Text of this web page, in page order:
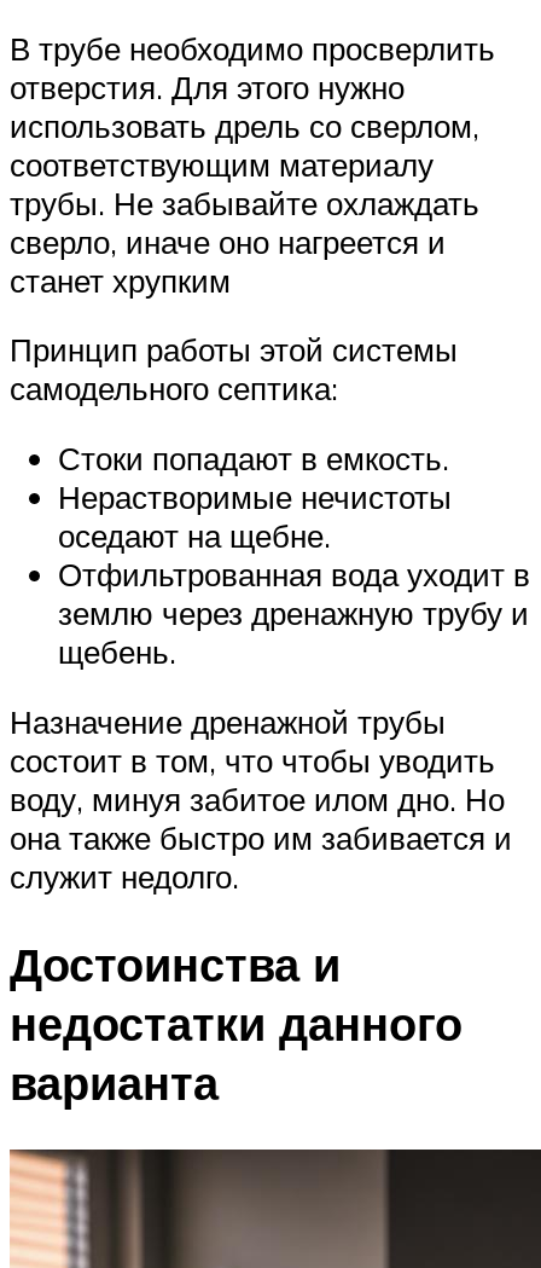
В трубе необходимо просверлить
отверстия. Для этого нужно
использовать дрель со сверлом,
соответствующим материалу
трубы. Не забывайте охлаждать
сверло, иначе оно нагреется и
станет хрупким
Принцип работы этой системы
самодельного септика:
Стоки попадают в емкость.
Нерастворимые нечистоты
оседают на щебне.
Отфильтрованная вода уходит в
землю через дренажную трубу и
щебень.
Назначение дренажной трубы
состоит в том, что чтобы уводить
воду, минуя забитое илом дно. Но
она также быстро им забивается и
служит недолго.
Достоинства и
недостатки данного
варианта